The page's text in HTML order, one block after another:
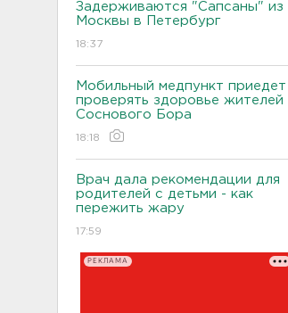
Задерживаются "Сапсаны" из
Москвы в Петербург
18:37
Мобильный медпункт приедет
проверять здоровье жителей
Соснового Бора
18:18
Врач дала рекомендации для
родителей с детьми - как
пережить жару
17:59
РЕКЛАМА